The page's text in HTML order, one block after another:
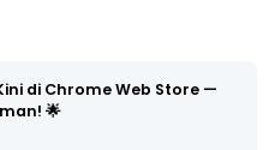
di Chrome Web Store —
🌟